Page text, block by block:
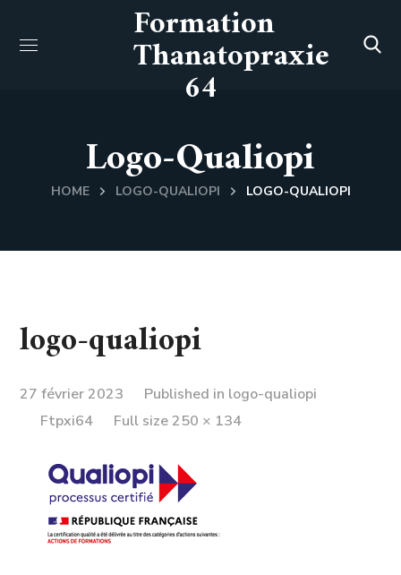
Formation
Thanatopraxie
64
Logo-Qualiopi
HOME LOGO-QUALIOPI LOGO-QUALIOPI
logo-qualiopi
27 février 2023 Published in logo-qualiopi
Ftpxi64
Full
Full size 250 × 134